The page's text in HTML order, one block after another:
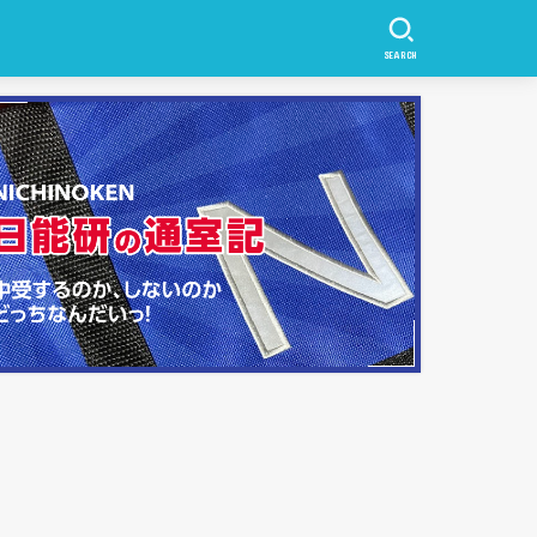
SEARCH